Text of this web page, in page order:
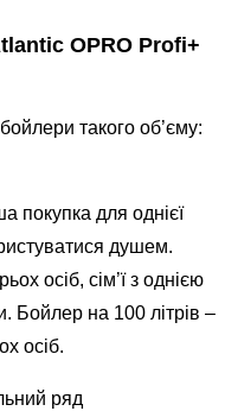
OPRO Profi+
такого об’єму:
покупка для однієї
душем.
осіб, сім’ї з однією
Бойлер на 100 літрів –
осіб.